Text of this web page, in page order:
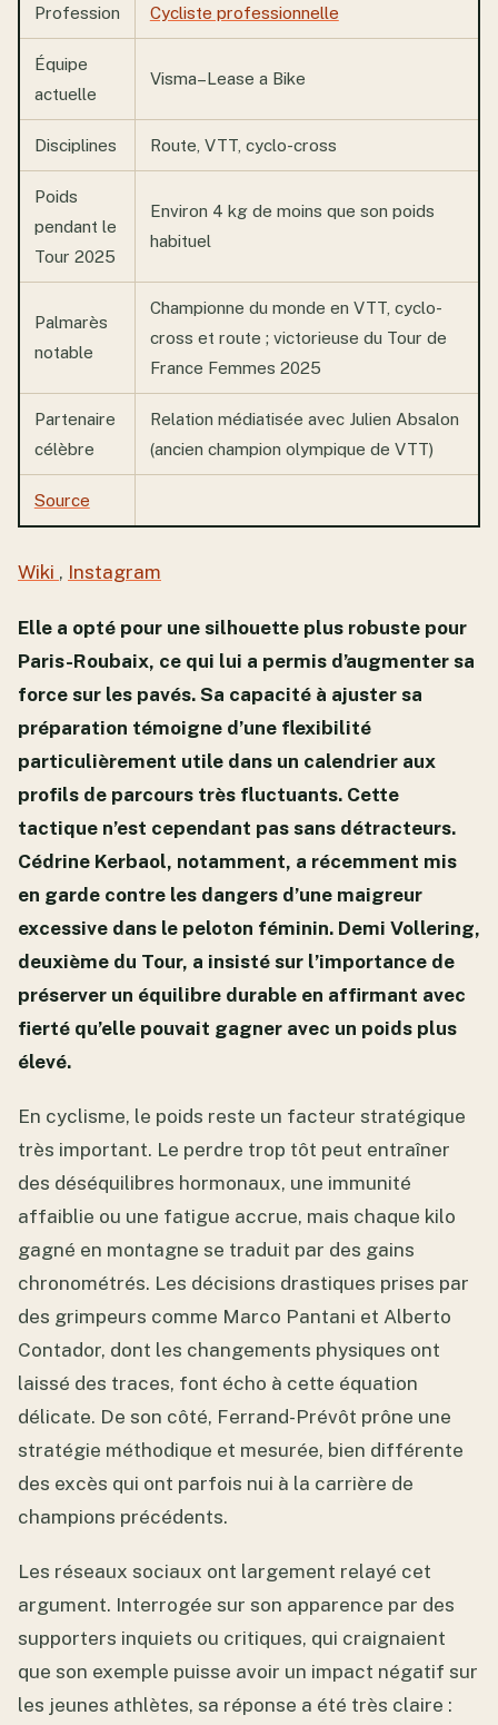
Profession Cycliste professionnelle
Équipe
actuelle
Visma–Lease a Bike
Disciplines Route, VTT, cyclo-cross
Poids
pendant le
Tour 2025
Environ 4 kg de moins que son poids
habituel
Palmarès
notable
Championne du monde en VTT, cyclo-
cross et route ; victorieuse du Tour de
France Femmes 2025
Partenaire
célèbre
Relation médiatisée avec Julien Absalon
(ancien champion olympique de VTT)
Source
Wiki , Instagram
Elle a opté pour une silhouette plus robuste pour
Paris-Roubaix, ce qui lui a permis d’augmenter sa
force sur les pavés. Sa capacité à ajuster sa
préparation témoigne d’une flexibilité
particulièrement utile dans un calendrier aux
profils de parcours très fluctuants. Cette
tactique n’est cependant pas sans détracteurs.
Cédrine Kerbaol, notamment, a récemment mis
en garde contre les dangers d’une maigreur
excessive dans le peloton féminin. Demi Vollering,
deuxième du Tour, a insisté sur l’importance de
préserver un équilibre durable en affirmant avec
fierté qu’elle pouvait gagner avec un poids plus
élevé.
En cyclisme, le poids reste un facteur stratégique
très important. Le perdre trop tôt peut entraîner
des déséquilibres hormonaux, une immunité
affaiblie ou une fatigue accrue, mais chaque kilo
gagné en montagne se traduit par des gains
chronométrés. Les décisions drastiques prises par
des grimpeurs comme Marco Pantani et Alberto
Contador, dont les changements physiques ont
laissé des traces, font écho à cette équation
délicate. De son côté, Ferrand-Prévôt prône une
stratégie méthodique et mesurée, bien différente
des excès qui ont parfois nui à la carrière de
champions précédents.
Les réseaux sociaux ont largement relayé cet
argument. Interrogée sur son apparence par des
supporters inquiets ou critiques, qui craignaient
que son exemple puisse avoir un impact négatif sur
les jeunes athlètes, sa réponse a été très claire :